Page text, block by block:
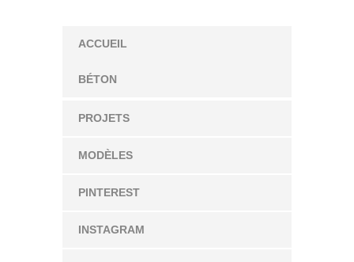
ACCUEIL
BÉTON
PROJETS
MODÈLES
PINTEREST
INSTAGRAM